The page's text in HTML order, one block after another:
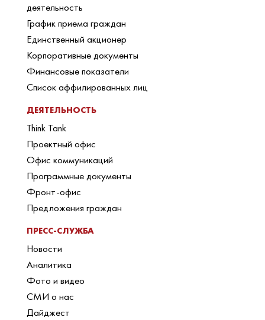
деятельность
График приема граждан
Единственный акционер
Корпоративные документы
Финансовые показатели
Список аффилированных лиц
ДЕЯТЕЛЬНОСТЬ
Think Tank
Проектный офис
Офис коммуникаций
Программные документы
Фронт-офис
Предложения граждан
ПРЕСС-СЛУЖБА
Новости
Аналитика
Фото и видео
СМИ о нас
Дайджест